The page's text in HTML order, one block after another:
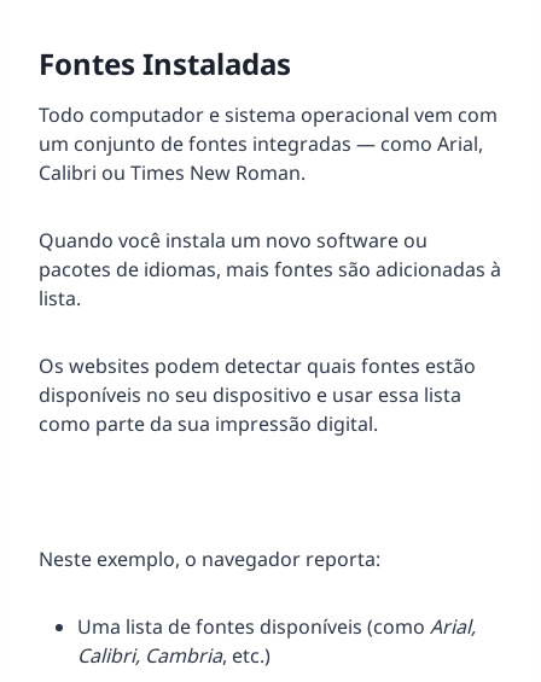
Fontes Instaladas
Todo computador e sistema operacional vem com
um conjunto de fontes integradas — como Arial,
Calibri ou Times New Roman.
Quando você instala um novo software ou
pacotes de idiomas, mais fontes são adicionadas à
lista.
Os websites podem detectar quais fontes estão
disponíveis no seu dispositivo e usar essa lista
como parte da sua impressão digital.
Neste exemplo, o navegador reporta:
Uma lista de fontes disponíveis (como Arial,
Calibri, Cambria, etc.)